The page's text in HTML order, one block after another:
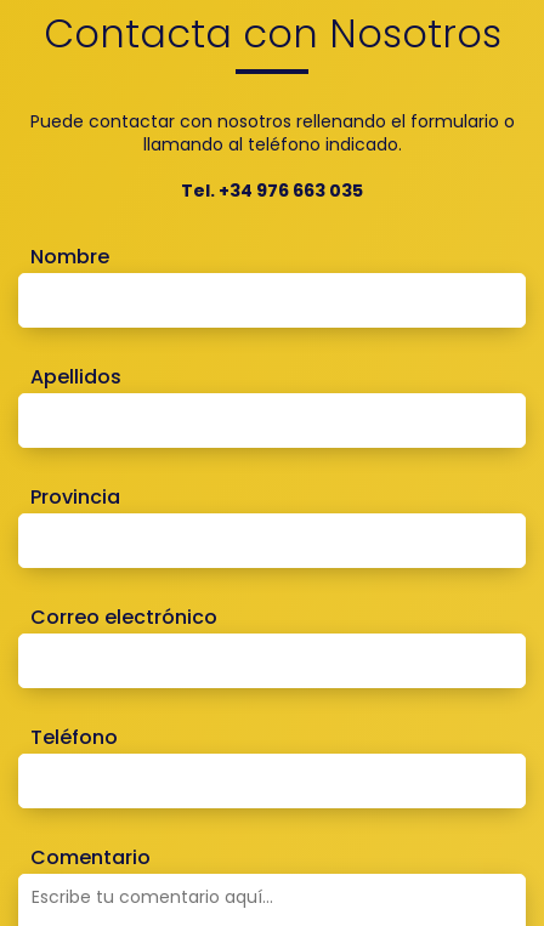
Contacta con Nosotros
Puede contactar con nosotros rellenando el formulario o
llamando al teléfono indicado.
Tel. +34 976 663 035
Nombre
Apellidos
Provincia
Correo electrónico
Teléfono
Comentario